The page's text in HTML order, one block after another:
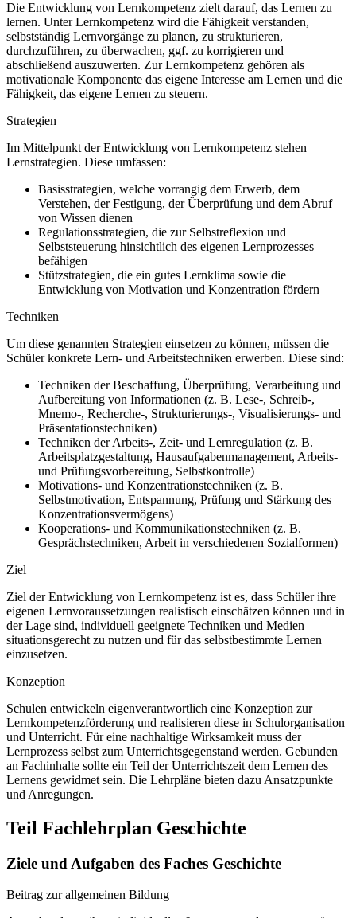
Die Entwicklung von Lernkompetenz zielt darauf, das Lernen zu
lernen. Unter Lernkompetenz wird die Fähigkeit verstanden,
selbstständig Lernvorgänge zu planen, zu strukturieren,
durchzuführen, zu überwachen, ggf. zu korrigieren und
abschließend auszuwerten. Zur Lernkompetenz gehören als
motivationale Komponente das eigene Interesse am Lernen und die
Fähigkeit, das eigene Lernen zu steuern.
Strategien
Im Mittelpunkt der Entwicklung von Lernkompetenz stehen
Lernstrategien. Diese umfassen:
Basisstrategien, welche vorrangig dem Erwerb, dem
Verstehen, der Festigung, der Überprüfung und dem Abruf
von Wissen dienen
Regulationsstrategien, die zur Selbstreflexion und
Selbststeuerung hinsichtlich des eigenen Lernprozesses
befähigen
Stützstrategien, die ein gutes Lernklima sowie die
Entwicklung von Motivation und Konzentration fördern
Techniken
Um diese genannten Strategien einsetzen zu können, müssen die
Schüler konkrete Lern- und Arbeitstechniken erwerben. Diese sind:
Techniken der Beschaffung, Überprüfung, Verarbeitung und
Aufbereitung von Informationen (z. B. Lese-, Schreib-,
Mnemo-, Recherche-, Strukturierungs-, Visualisierungs- und
Präsentationstechniken)
Techniken der Arbeits-, Zeit- und Lernregulation (z. B.
Arbeitsplatzgestaltung, Hausaufgabenmanagement, Arbeits-
und Prüfungsvorbereitung, Selbstkontrolle)
Motivations- und Konzentrationstechniken (z. B.
Selbstmotivation, Entspannung, Prüfung und Stärkung des
Konzentrationsvermögens)
Kooperations- und Kommunikationstechniken (z. B.
Gesprächstechniken, Arbeit in verschiedenen Sozialformen)
Ziel
Ziel der Entwicklung von Lernkompetenz ist es, dass Schüler ihre
eigenen Lernvoraussetzungen realistisch einschätzen können und in
der Lage sind, individuell geeignete Techniken und Medien
situationsgerecht zu nutzen und für das selbstbestimmte Lernen
einzusetzen.
Konzeption
Schulen entwickeln eigenverantwortlich eine Konzeption zur
Lernkompetenzförderung und realisieren diese in Schulorganisation
und Unterricht. Für eine nachhaltige Wirksamkeit muss der
Lernprozess selbst zum Unterrichtsgegenstand werden. Gebunden
an Fachinhalte sollte ein Teil der Unterrichtszeit dem Lernen des
Lernens gewidmet sein. Die Lehrpläne bieten dazu Ansatzpunkte
und Anregungen.
Teil Fachlehrplan Geschichte
Ziele und Aufgaben des Faches Geschichte
Beitrag zur allgemeinen Bildung